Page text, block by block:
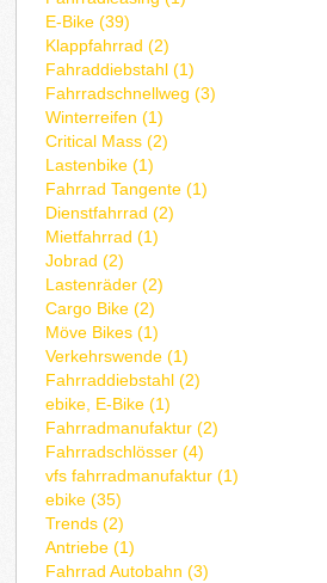
E-Bike (39)
Klappfahrrad (2)
Fahraddiebstahl (1)
Fahrradschnellweg (3)
Winterreifen (1)
Critical Mass (2)
Lastenbike (1)
Fahrrad Tangente (1)
Dienstfahrrad (2)
Mietfahrrad (1)
Jobrad (2)
Lastenräder (2)
Cargo Bike (2)
Möve Bikes (1)
Verkehrswende (1)
Fahrraddiebstahl (2)
ebike, E-Bike (1)
Fahrradmanufaktur (2)
Fahrradschlösser (4)
vfs fahrradmanufaktur (1)
ebike (35)
Trends (2)
Antriebe (1)
Fahrrad Autobahn (3)